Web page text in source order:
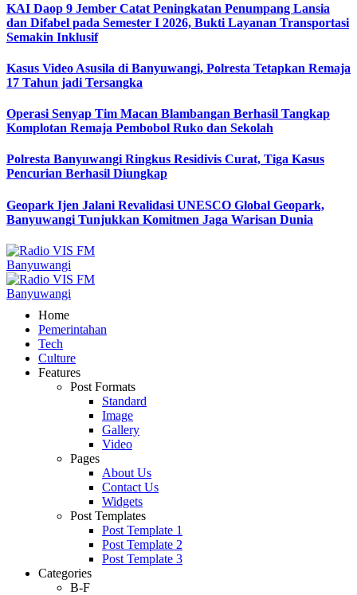
KAI Daop 9 Jember Catat Peningkatan Penumpang Lansia
dan Difabel pada Semester I 2026, Bukti Layanan Transportasi
Semakin Inklusif
Kasus Video Asusila di Banyuwangi, Polresta Tetapkan Remaja
17 Tahun jadi Tersangka
Operasi Senyap Tim Macan Blambangan Berhasil Tangkap
Komplotan Remaja Pembobol Ruko dan Sekolah
Polresta Banyuwangi Ringkus Residivis Curat, Tiga Kasus
Pencurian Berhasil Diungkap
Geopark Ijen Jalani Revalidasi UNESCO Global Geopark,
Banyuwangi Tunjukkan Komitmen Jaga Warisan Dunia
Home
Pemerintahan
Tech
Culture
Features
Post Formats
Standard
Image
Gallery
Video
Pages
About Us
Contact Us
Widgets
Post Templates
Post Template 1
Post Template 2
Post Template 3
Categories
B-F